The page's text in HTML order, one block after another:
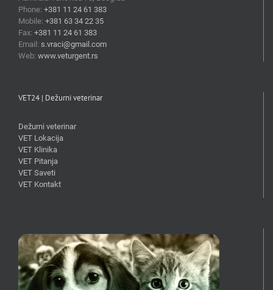
Phone: +381 11 24 61 383
Mobile: +381 63 34 22 35
Fax: +381 11 24 61 383
Email: s.vraci@gmail.com
Web: www.veturgent.rs
VET24 | Dežurni veterinar
Dežurni veterinar
VET Lokacija
VET Klinika
VET Pitanja
VET Saveti
VET Kontakt